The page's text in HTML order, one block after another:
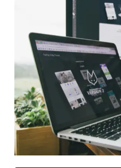
काय?
हे
नक्की
जाणून
घ्या!
WHAT
MACHINE
LEARNING?